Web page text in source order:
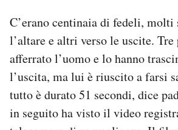
C’erano centinaia di fedeli, molti
l’altare e altri verso le uscite. Tre
afferrato l’uomo e lo hanno
l’uscita, ma lui è riuscito a farsi
tutto è durato 51 secondi, dice
in seguito ha visto il video